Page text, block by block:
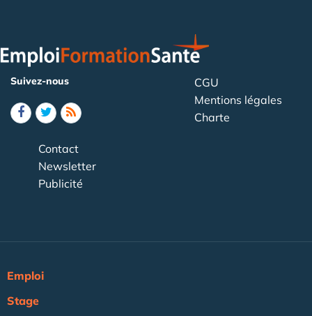
Suivez-nous
CGU
Mentions légales
Charte
Contact
Newsletter
Publicité
Emploi
Stage